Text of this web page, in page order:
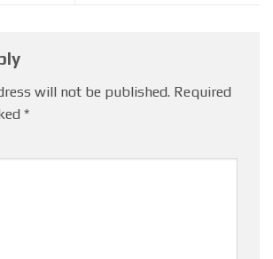
will not be published. Required
*